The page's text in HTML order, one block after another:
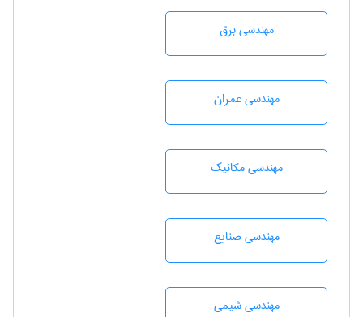
مهندسی برق
مهندسی عمران
مهندسی مکانیک
مهندسی صنايع
مهندسي شيمی